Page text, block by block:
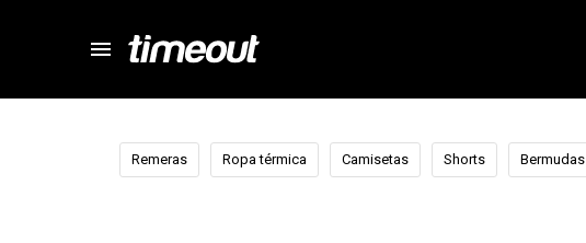
menu
Remeras Ropa térmica Camisetas Shorts Bermudas
close
store
local_shipping
autorenew
percent